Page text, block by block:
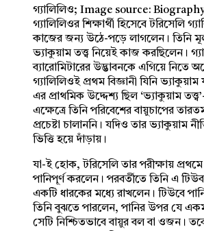
গ্যালিলিও; Image source:
গ্যালিলিওর শিক্ষার্থী হিসেবে টরিসেলি
কাজের জন্য উঠে-পড়ে লাগলেন। তিনি
ভ্যাকুয়াম তত্ত্ব নিয়েই কাজ করছিলেন।
ব্যারোমিটারের উদ্ভাবনকে এগিয়ে নিতে
গ্যালিলিওই প্রথম বিজ্ঞানী যিনি ভ্যাকুয়াম
এর প্রাথমিক উদ্দেশ্য ছিল ‘ভ্যাকুয়াম
এক্ষেত্রে তিনি পরিবেশের বায়ুচাপের
প্রচেষ্টা চালাননি। যদিও তার ভ্যাকুয়াম
ভিত্তি হয়ে দাঁড়ায়।
যা-ই হোক, টরিসেলি তার পরীক্ষায়
পানিপূর্ণ করলেন। পরবর্তীতে তিনি এ
একটি ধারকের মধ্যে রাখলেন। টিউবে
তিনি বুঝতে পারলেন, পানির উপর যে
সেটি নিশ্চিতভাবে বায়ুর বল বা ওজন।